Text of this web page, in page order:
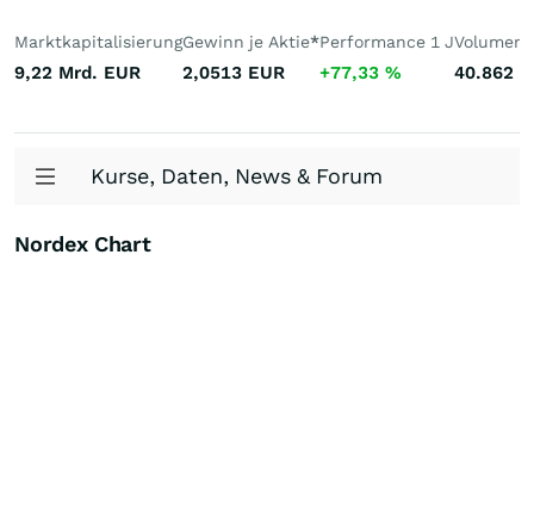
Marktkapitalisierung
9,22 Mrd. EUR
Gewinn je Aktie*
2,0513 EUR
Performance 1 J
+77,33 %
Volumen
40.862
Kurse, Daten, News & Forum
Nordex Chart